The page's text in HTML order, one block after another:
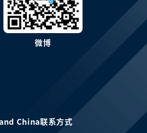
微博
China联系方式